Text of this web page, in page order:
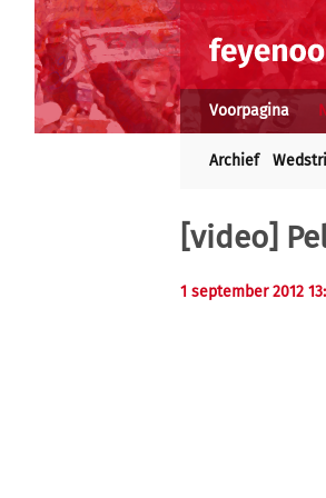
Voorpagina
Archief
[video]
1 september 2012